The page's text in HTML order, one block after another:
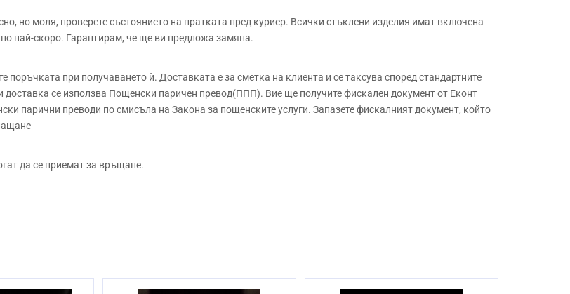
моля, проверете състоянието на пратката пред куриер. Всички стъклени изделия имат включена
най-скоро. Гарантирам, че ще ви предложа замяна.
при получаването ѝ. Доставката е за сметка на клиента и се таксува според стандартните
се използва Пощенски паричен превод(ППП). Вие ще получите фискален документ от Еконт
парични преводи по смисъла на Закона за пощенските услуги. Запазете фискалният документ, който
да се приемат за връщане.